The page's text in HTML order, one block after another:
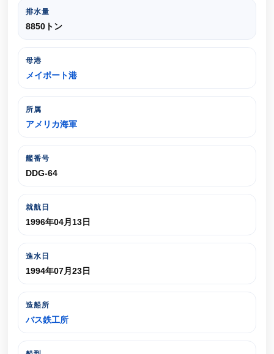
排水量
8850トン
母港
メイポート港
所属
アメリカ海軍
艦番号
DDG-64
就航日
1996年04月13日
進水日
1994年07月23日
造船所
バス鉄工所